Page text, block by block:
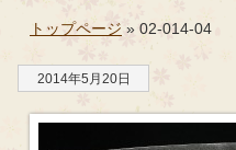
トップページ » 02-014-04
2014年5月20日